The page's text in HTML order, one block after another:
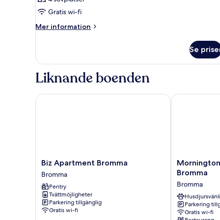
Gratis wi-fi
Mer information
Mer
Se
Liknande boenden
Biz
Apartment
Bromma
Bromma
Biz Apartment Bromma
Bromma
Pentry
Tvättmöjligheter
Parkering tillgänglig
Gratis wi-fi
Biz Apartment Bromma
Mornington
Hotel
Bromma
Bromma
Bromma
Bromma
Parkering
Gratis wi-fi
Mornington